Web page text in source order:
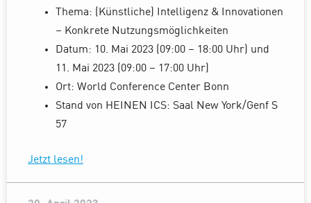
Thema: (Künstliche) Intelligenz & Innovationen
– Konkrete Nutzungsmöglichkeiten
Datum: 10. Mai 2023 (09:00 – 18:00 Uhr) und
11. Mai 2023 (09:00 – 17:00 Uhr)
Ort: World Conference Center Bonn
Stand von HEINEN ICS: Saal New York/Genf S
57
Jetzt lesen!